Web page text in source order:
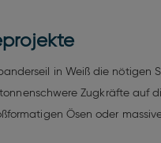
in Weiß die nötigen
Zugkräfte auf
Ösen oder